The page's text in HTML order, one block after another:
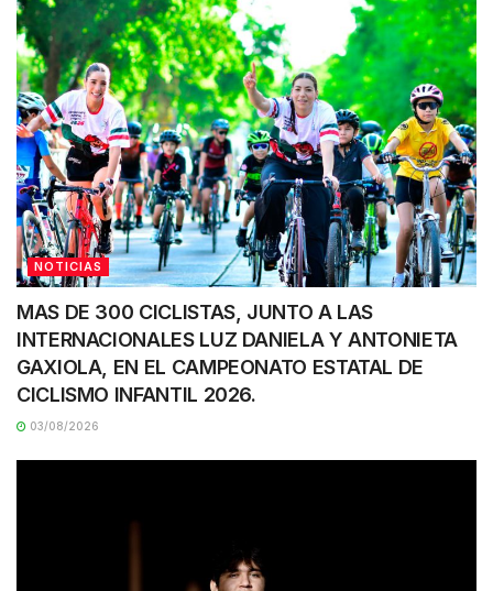
NOTICIAS
MAS DE 300 CICLISTAS, JUNTO A LAS
INTERNACIONALES LUZ DANIELA Y ANTONIETA
GAXIOLA, EN EL CAMPEONATO ESTATAL DE
CICLISMO INFANTIL 2026.
03/08/2026